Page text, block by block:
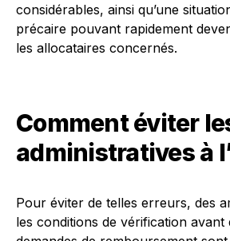
considérables, ainsi qu’une
précaire pouvant rapidement
les allocataires concernés.
Comment éviter
administratives à
Pour éviter de telles erreurs, des
les conditions de vérification avant